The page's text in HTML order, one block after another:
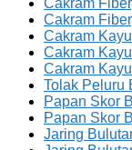
Cakram
Cakram
Cakram
Cakram
Cakram
Tolak Peluru
Papan Skor
Papan Skor
Jaring